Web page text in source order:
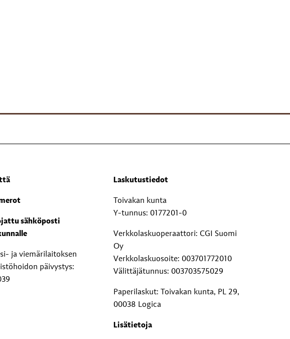
sähköposti
ja viemärilaitoksen
päivystys:
Laskutustiedot
Toivakan kunta
Y-tunnus: 0177201-0
Verkkolaskuoperaattori: CGI Suomi
Oy
Verkkolaskuosoite: 003701772010
Välittäjätunnus: 003703575029
Paperilaskut: Toivakan kunta, PL 29,
00038 Logica
Lisätietoja